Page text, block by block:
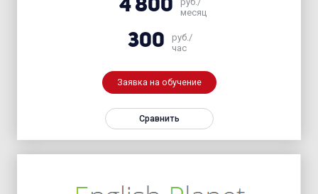
4 800
месяц
300
руб./
час
Заявка на обучение
Сравнить